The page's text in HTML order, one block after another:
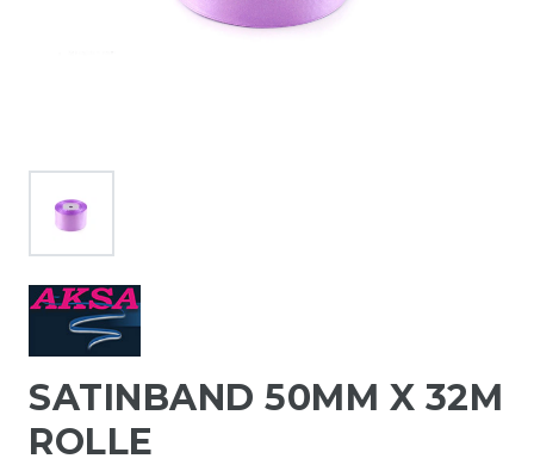
SATINBAND 50MM X 32M
ROLLE